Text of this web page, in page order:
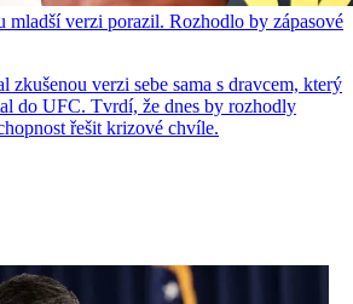
mladší verzi porazil. Rozhodlo by zápasové
zkušenou verzi sebe sama s dravcem, který
do UFC. Tvrdí, že dnes by rozhodly
řešit krizové chvíle.